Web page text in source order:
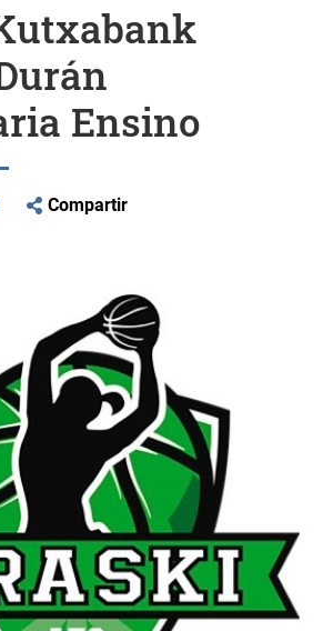
Ensino
Compartir